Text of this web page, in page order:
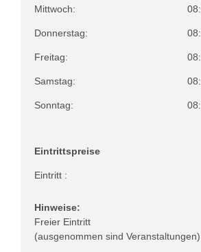
Mittwoch:
Donnerstag:
Freitag:
Samstag:
Sonntag:
Eintrittspreise
Eintritt :
Hinweise:
Freier Eintritt
(ausgenommen sind Veranstaltungen)